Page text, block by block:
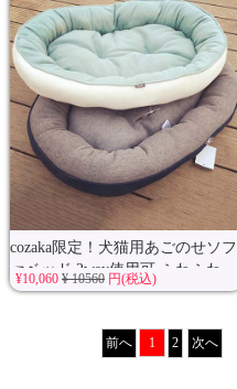
cozaka限定！犬猫用あごのせソフ
ァベッド 2way使用可 ふわふわ...
¥10,060 ¥ 10560円(税込)
前へ 1 2 次へ